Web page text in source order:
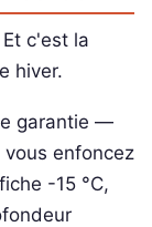
c'est la
hiver.
garantie —
enfoncez
-15 °C,